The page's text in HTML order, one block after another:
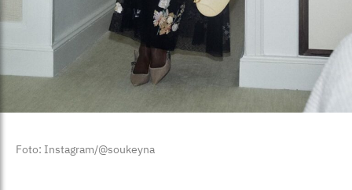
Foto: Instagram/@soukeyna